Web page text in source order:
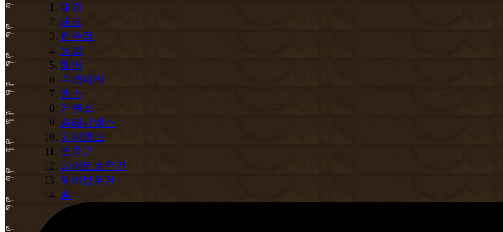
대검
태도
한손검
쌍검
해머
수렵피리
랜스
건랜스
슬래시액스
차지액스
조충곤
라이트보우건
헤비보우건
활